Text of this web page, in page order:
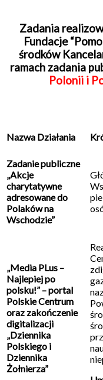
Zadania
Fundacje
środków
ramach zadania
Polonii i
Nazwa Działania
Zadanie publiczne
„Akcje
charytatywne
adresowane do
Polaków na
Wschodzie”
„Media PLus –
Najlepiej po
polsku!” – portal
Polskie Centrum
oraz zakończenie
digitalizacji
„Dziennika
Polskiego i
Dziennika
Żołnierza”